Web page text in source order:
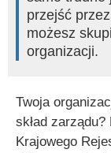
przejść
możesz
organizacji.
Twoja
skład
Krajowego